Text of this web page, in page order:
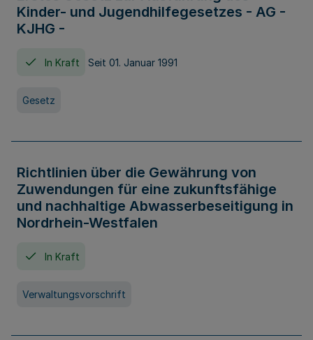
Kinder- und Jugendhilfegesetzes - AG -
KJHG -
In Kraft Seit 01. Januar 1991
Gesetz
Richtlinien über die Gewährung von
Zuwendungen für eine zukunftsfähige
und nachhaltige Abwasserbeseitigung in
Nordrhein-Westfalen
In Kraft
Verwaltungsvorschrift